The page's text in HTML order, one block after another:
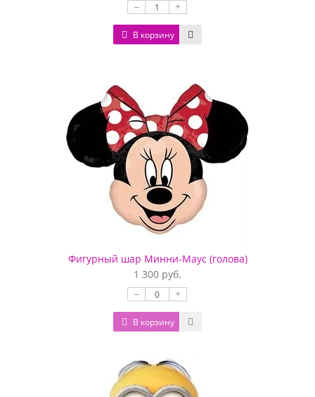
– +
В корзину
Фигурный шар Минни-Маус (голова)
1 300 руб.
– +
В корзину